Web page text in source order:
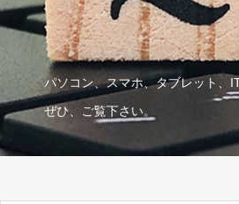
パソコン、スマホ、タブレット、
ぜひ、ご覧下さい。